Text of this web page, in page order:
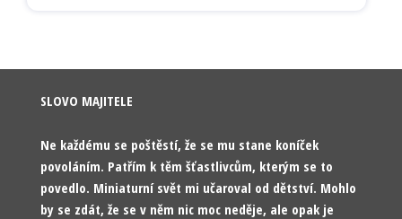
SLOVO MAJITELE
Ne každému se poštěstí, že se mu stane koníček
povoláním. Patřím k těm šťastlivcům, kterým se to
povedlo. Miniaturní svět mi učaroval od dětství. Mohlo
by se zdát, že se v něm nic moc neděje, ale opak je